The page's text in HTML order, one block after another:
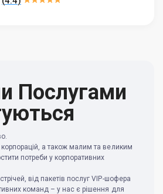
Послугами
а також малим та великим
потреби у корпоративних
від пакетів послуг VIP-шофера
команд – у нас є рішення для